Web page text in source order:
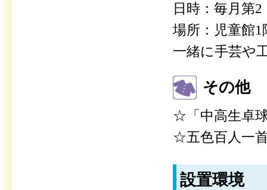
日時：毎月第
場所：児童館1
一緒に手芸や
その他
☆「中高生卓
☆五色百人一
設置環境